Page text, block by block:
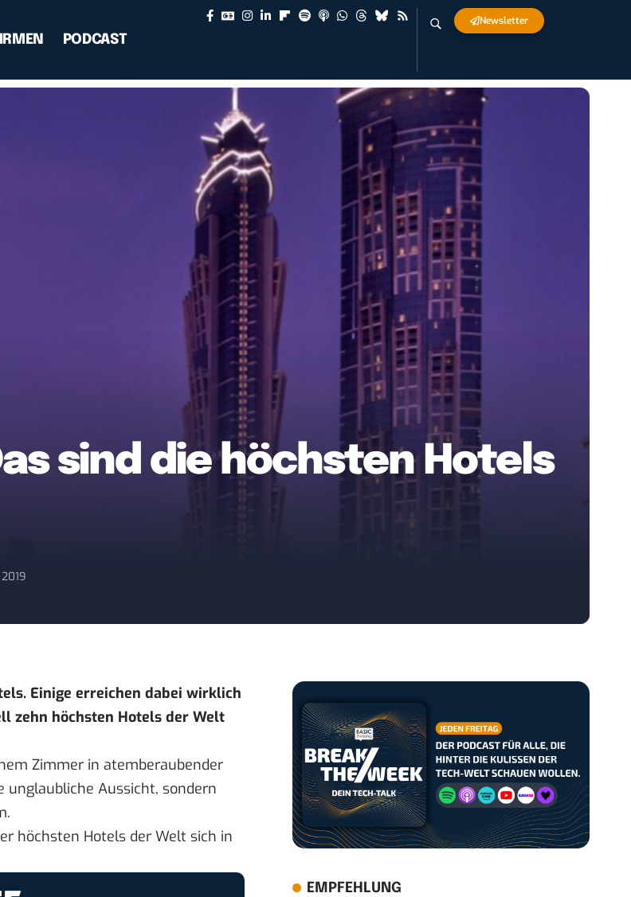
PODCAST
Newsletter
sind die höchsten Hotels
Einige erreichen dabei wirklich
zehn höchsten Hotels der Welt
Zimmer in atemberaubender
unglaubliche Aussicht, sondern
höchsten Hotels der Welt sich in
EMPFEHLUNG